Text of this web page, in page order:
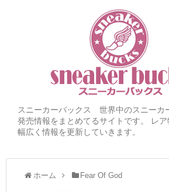
スニーカーバックス 世界中のスニーカ
発売情報をまとめてるサイトです。 レ
幅広く情報を更新していきます。
ホーム Fear Of God